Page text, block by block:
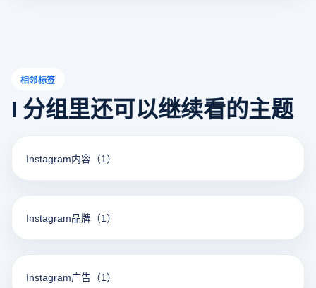
相邻标签
I 分组里还可以继续看的主题
Instagram内容 （1）
Instagram品牌 （1）
Instagram广告 （1）